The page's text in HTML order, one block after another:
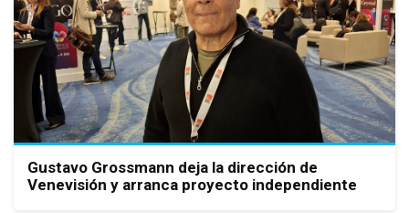
Gustavo Grossmann deja la dirección de
Venevisión y arranca proyecto independiente